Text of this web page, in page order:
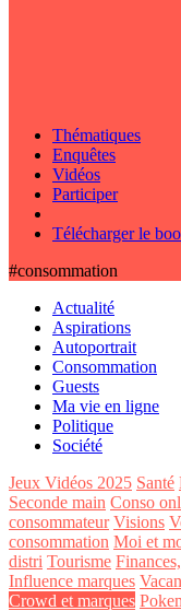
Thématiques
Enquêtes
Vidéos
Participer
Télécharger le
#consommation
Actualité
Aspirations
Autoportrait
Consommation
Guests
Ma vie en ligne
Politique
Société
Jeux Vidéos 2025 Santé
Seconde main Conso
consommateur Visions
consommation Moi et
distri Tourisme
Influence marques
Crowd et marques